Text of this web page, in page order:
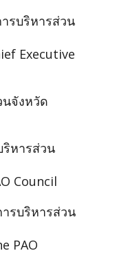
รบริหารส่วน
Executive
จังหวัด
หารส่วน
Council
รบริหารส่วน
PAO